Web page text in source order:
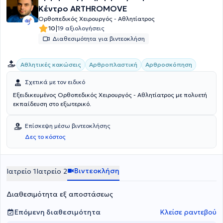
Κέντρο ARTHROMOVE
Ορθοπεδικός Χειρουργός - Αθλητίατρος
10|19 αξιολογήσεις
Διαθεσιμότητα για βιντεοκλήση
Αθλητικές κακώσεις Αρθροπλαστική Αρθροσκόπηση
Σχετικά με τον ειδικό
Εξειδικευμένος Ορθοπεδικός Χειρουργός - Αθλητίατρος με πολυετή
εκπαίδευση στο εξωτερικό.
Επίσκεψη μέσω βιντεοκλήσης
Δες το κόστος
Ιατρείο 1Ιατρείο 2 Βιντεοκλήση
Διαθεσιμότητα εξ αποστάσεως
Επόμενη διαθεσιμότητα
Κλείσε ραντεβού